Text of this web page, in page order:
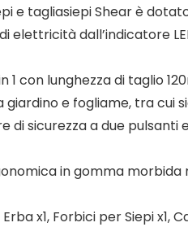
e tagliasiepi Shear è
elettricità dall’indicatore
in 1 con lunghezza di
e fogliame, tra cui
di sicurezza a due
in gomma
x1, Forbici per Siepi